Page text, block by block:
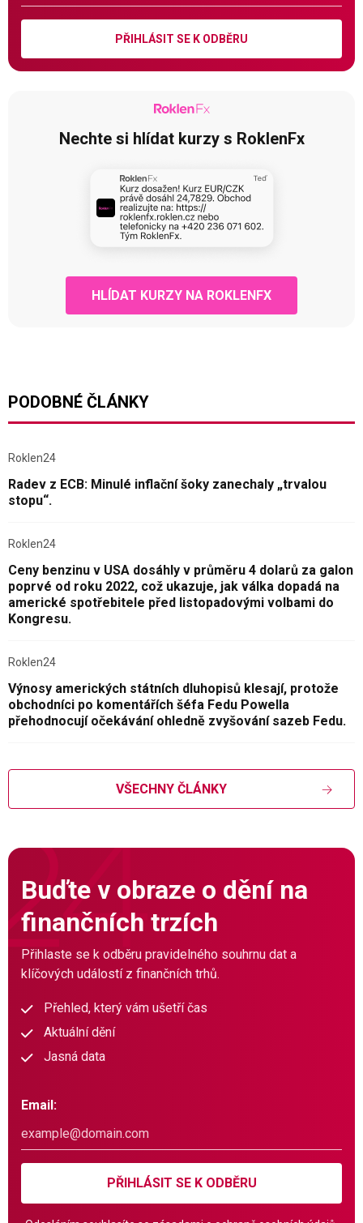
PŘIHLÁSIT SE K ODBĚRU
Nechte si hlídat kurzy s RoklenFx
HLÍDAT KURZY NA ROKLENFX
PODOBNÉ ČLÁNKY
Roklen24
Radev z ECB: Minulé inflační šoky zanechaly „trvalou
stopu“.
Roklen24
Ceny benzinu v USA dosáhly v průměru 4 dolarů za galon
poprvé od roku 2022, což ukazuje, jak válka dopadá na
americké spotřebitele před listopadovými volbami do
Kongresu.
Roklen24
Výnosy amerických státních dluhopisů klesají, protože
obchodníci po komentářích šéfa Fedu Powella
přehodnocují očekávání ohledně zvyšování sazeb Fedu.
VŠECHNY ČLÁNKY
Buďte v obraze o dění na
finančních trzích
Přihlaste se k odběru pravidelného souhrnu dat a
klíčových událostí z finančních trhů.
Přehled, který vám ušetří čas
Aktuální dění
Jasná data
Email:
PŘIHLÁSIT SE K ODBĚRU